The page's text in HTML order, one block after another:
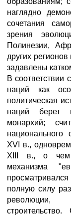
наглядно
сочетания
зрения
Полинезии,
других
задавлены
В соответствии с
наций как
политическая
наций берет
монархий;
национального
XVI в.,
ХIII в., о чем
механизма
полную силу
революции,